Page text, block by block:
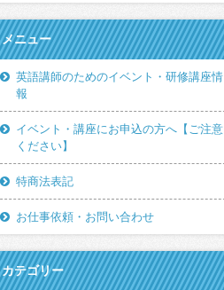
メニュー
英語講師のためのイベント・研修講座情
報
イベント・講座にお申込の方へ【ご注意
ください】
特商法表記
お仕事依頼・お問い合わせ
カテゴリー